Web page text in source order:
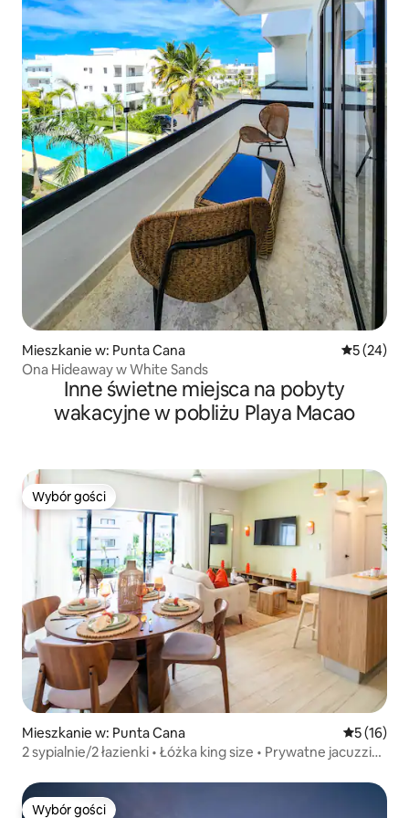
Mieszkanie w: Punta Cana Średnia
5 (24)
Ona Hideaway w White Sands
Inne świetne miejsca na pobyty
wakacyjne w pobliżu Playa Macao
Wybór gości
Wybór gości
Mieszkanie w: Punta Cana Średnia
5 (16)
2 sypialnie/2 łazienki • Łóżka king size • Prywatne jacuzzi
Wybór gości